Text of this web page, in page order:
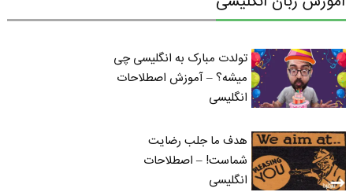
تولدت مبارک به انگلیسی چی
میشه؟ – آموزش اصطلاحات
انگلیسی
هدف ما جلب رضایت
شماست! – اصطلاحات
انگلیسی